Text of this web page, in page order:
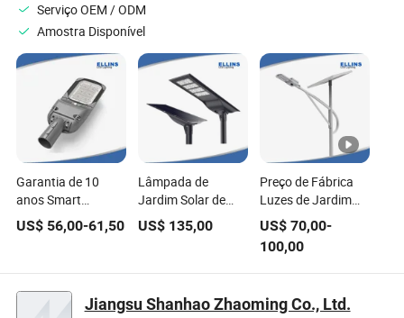
Quintal
Serviço OEM / ODM
Amostra Disponível
Garantia de 10
anos Smart
Zigbee/Lora/IoT
LED Garden Street
estrada LED Solar
da iluminação de
US$ 56,00-61,50
Lâmpada de
Jardim Solar de
Energia Solar para
Iluminação Externa
Luminária de Rua
Integrada
US$ 135,00
Preço de Fábrica
Luzes de Jardim
Tudo em Dois
Luzes de Rua Solar
LED 30W 50W
100W 120W para
US$ 70,00-
100,00
Jiangsu Shanhao Zhaoming Co., Ltd.